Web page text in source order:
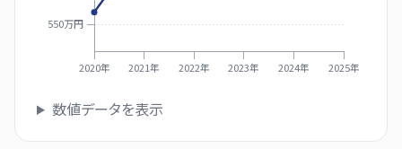
550万円
2020年 2021年 2022年 2023年 2024年 2025年
数値データを表示